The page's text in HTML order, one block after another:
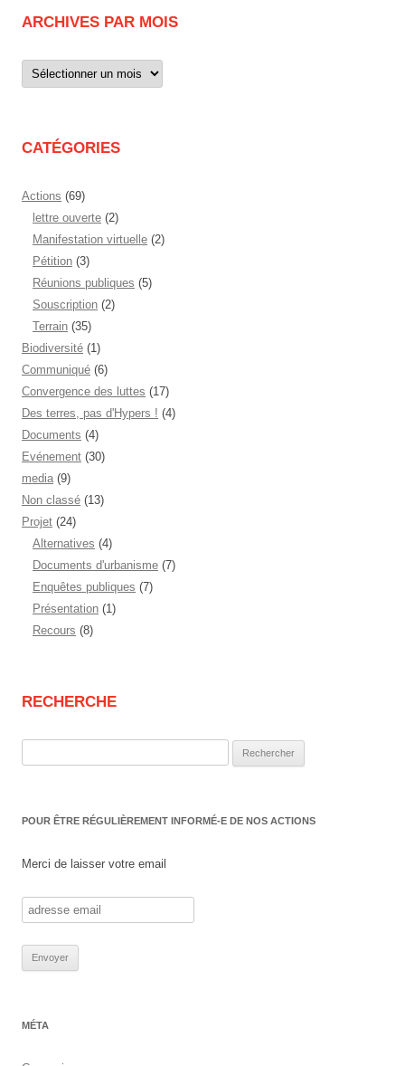
ARCHIVES PAR MOIS
Archives
par
CATÉGORIES
Actions (69)
lettre ouverte (2)
Manifestation virtuelle (2)
Pétition (3)
Réunions publiques (5)
Souscription (2)
Terrain (35)
Biodiversité (1)
Communiqué (6)
Convergence des luttes (17)
Des terres, pas d'Hypers ! (4)
Documents (4)
Evénement (30)
media (9)
Non classé (13)
Projet (24)
Alternatives (4)
Documents d'urbanisme (7)
Enquêtes publiques (7)
Présentation (1)
Recours (8)
RECHERCHE
POUR ÊTRE RÉGULIÈREMENT INFORMÉ-E DE NOS ACTIONS
Merci de laisser votre email
MÉTA